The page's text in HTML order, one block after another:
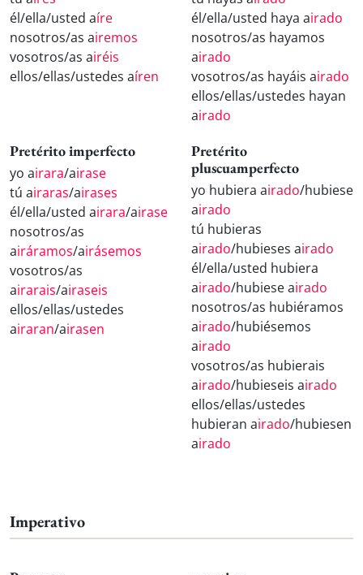
él/ella/usted aíre
nosotros/as airemos
vosotros/as airéis
ellos/ellas/ustedes aíren
él/ella/usted haya airado
nosotros/as hayamos
airado
vosotros/as hayáis airado
ellos/ellas/ustedes hayan
airado
Pretérito imperfecto
yo airara/airase
tú airaras/airases
él/ella/usted airara/airase
nosotros/as
airáramos/airásemos
vosotros/as
airarais/airaseis
ellos/ellas/ustedes
airaran/airasen
Pretérito
pluscuamperfecto
yo hubiera airado/hubiese
airado
tú hubieras
airado/hubieses airado
él/ella/usted hubiera
airado/hubiese airado
nosotros/as hubiéramos
airado/hubiésemos
airado
vosotros/as hubierais
airado/hubieseis airado
ellos/ellas/ustedes
hubieran airado/hubiesen
airado
Imperativo